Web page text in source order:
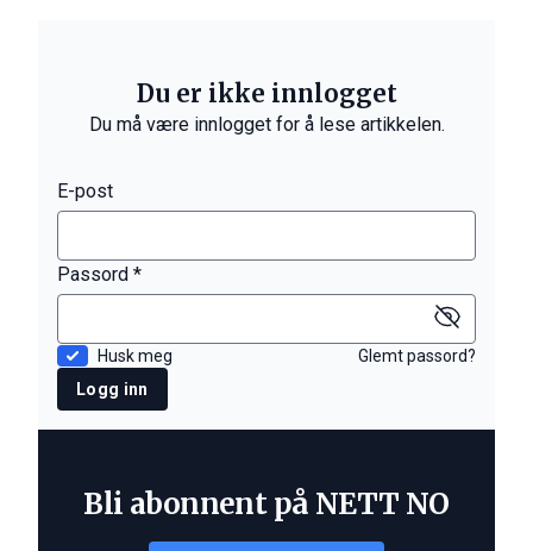
Du er ikke innlogget
Du må være innlogget for å lese artikkelen.
E-post
Passord *
Husk meg
Glemt passord?
Logg inn
Bli abonnent på NETT NO